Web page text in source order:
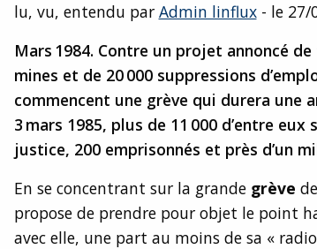
lu, vu, entendu par Admin linflux- le 27/
Mars 1984. Contre un projet annoncé
mines et de 20 000 suppressions
commencent une grève qui durera une
3 mars 1985, plus de 11 000 d’entre
justice, 200 emprisonnés et près d’un
En se concentrant sur la grandegrève
propose de prendre pour objet le point
avec elle, une part au moins de sa «